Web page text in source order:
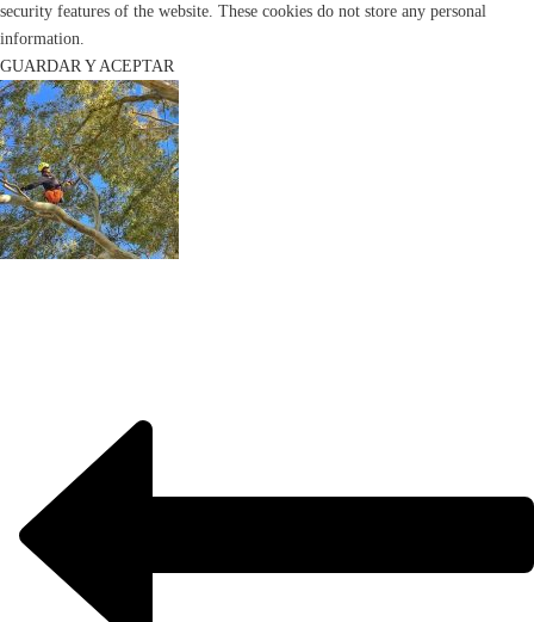
security features of the website. These cookies do not store any personal
information.
GUARDAR Y ACEPTAR